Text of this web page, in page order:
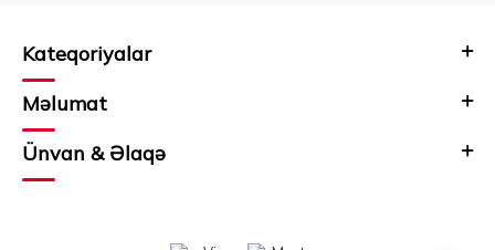
Kateqoriyalar
Məlumat
Ünvan & Əlaqə